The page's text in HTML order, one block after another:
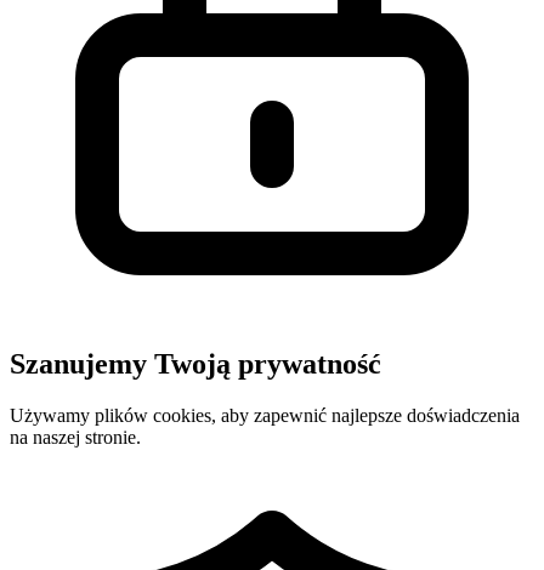
Szanujemy Twoją prywatność
Używamy plików cookies, aby zapewnić najlepsze doświadczenia
na naszej stronie.